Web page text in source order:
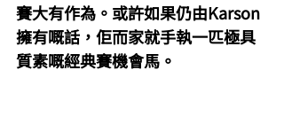
賽大有作為。或許如果仍由Karson
擁有嘅話，佢而家就手執一匹極具
質素嘅經典賽機會馬。